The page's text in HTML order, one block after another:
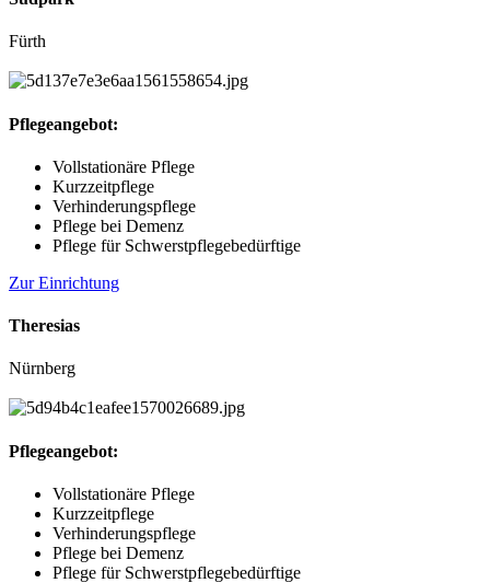
Fürth
Pflegeangebot:
Vollstationäre Pflege
Kurzzeitpflege
Verhinderungspflege
Pflege bei Demenz
Pflege für Schwerstpflegebedürftige
Zur Einrichtung
Theresias
Nürnberg
Pflegeangebot:
Vollstationäre Pflege
Kurzzeitpflege
Verhinderungspflege
Pflege bei Demenz
Pflege für Schwerstpflegebedürftige